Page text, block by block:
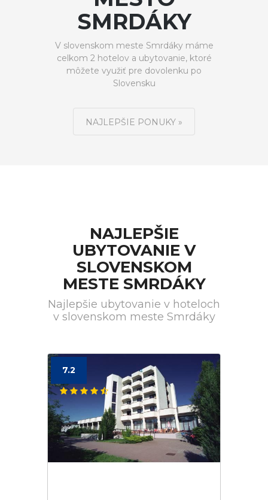
SMRDÁKY
V slovenskom meste Smrdáky máme
celkom 2 hotelov a ubytovanie, ktoré
môžete využiť pre dovolenku po
Slovensku
NAJLEPŠIE PONUKY »
NAJLEPŠIE
UBYTOVANIE V
SLOVENSKOM
MESTE SMRDÁKY
Najlepšie ubytovanie v hoteloch
v slovenskom meste Smrdáky
7.2